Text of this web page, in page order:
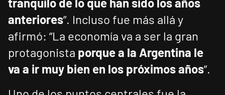
anteriores”. Incluso fue más allá y
afirmó: “La economía va a ser la gran
protagonista porque a la Argentina le
va a ir muy bien en los próximos años”.